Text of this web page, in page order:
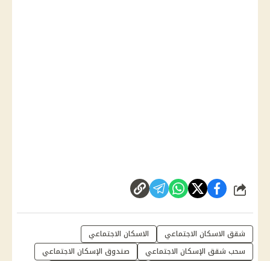
شارك
شقق الاسكان الاجتماعي
الاسكان الاجتماعي
سحب شقق الإسكان الاجتماعي
صندوق الإسكان الاجتماعي